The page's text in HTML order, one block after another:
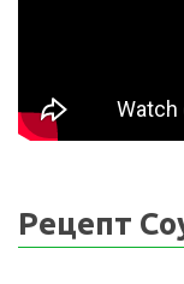
Рецепт